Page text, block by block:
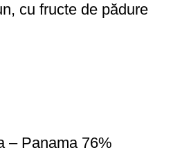
cu fructe de pădure
– Panama 76%